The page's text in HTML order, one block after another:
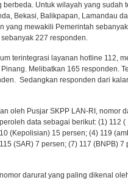
Untuk wilayah yang sudah
Bekasi, Balikpapan, Lamandau
yang mewakili Pemerintah
227 responden.
terintegrasi layanan hotline 112,
Melibatkan 165 responden.
Sedangkan responden dari
oleh Pusjar SKPP LAN-RI, nomor
data sebagai berikut: (1) 112
(Kepolisian) 15 persen; (4) 119
(SAR) 7 persen; (7) 117 (BNPB)
darurat yang paling dikenal